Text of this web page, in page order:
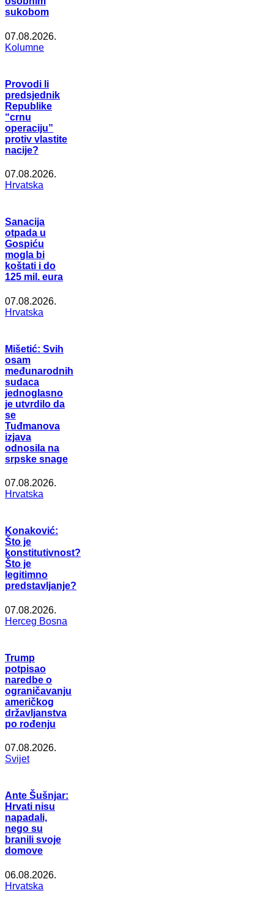
sukobom
07.08.2026.
Kolumne
Provodi li
predsjednik
Republike
“crnu
operaciju”
protiv vlastite
nacije?
07.08.2026.
Hrvatska
Sanacija
otpada u
Gospiću
mogla bi
koštati i do
125 mil. eura
07.08.2026.
Hrvatska
Mišetić: Svih
osam
međunarodnih
sudaca
jednoglasno
je utvrdilo da
se
Tuđmanova
izjava
odnosila na
srpske snage
07.08.2026.
Hrvatska
Konaković:
Što je
konstitutivnost?
Što je
legitimno
predstavljanje?
07.08.2026.
Herceg Bosna
Trump
potpisao
naredbe o
ograničavanju
američkog
državljanstva
po rođenju
07.08.2026.
Svijet
Ante Šušnjar:
Hrvati nisu
napadali,
nego su
branili svoje
domove
06.08.2026.
Hrvatska